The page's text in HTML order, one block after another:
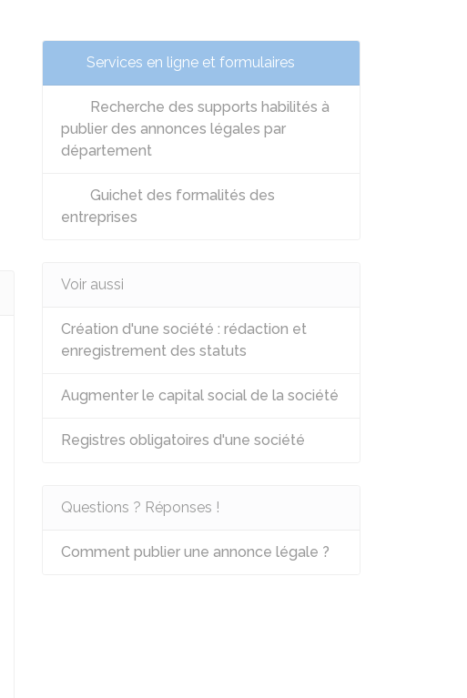
Services en ligne et formulaires
Recherche des supports habilités à
publier des annonces légales par
département
Guichet des formalités des
entreprises
Voir aussi
Création d'une société : rédaction et
enregistrement des statuts
Augmenter le capital social de la société
Registres obligatoires d'une société
Questions ? Réponses !
Comment publier une annonce légale ?